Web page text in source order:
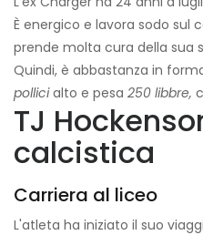
È energico e lavora sodo sul
prende molta cura della sua
Quindi, è abbastanza in
pollicialto e pesa 250 libbre,
TJ
calcistica
Carriera al liceo
L'atleta ha iniziato il suo